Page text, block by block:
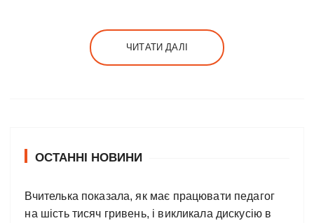
ЧИТАТИ ДАЛІ
ОСТАННІ НОВИНИ
Вчителька показала, як має працювати педагог
на шість тисяч гривень, і викликала дискусію в